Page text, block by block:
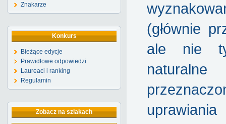
Znakarze
Konkurs
Bieżące edycje
Prawidłowe odpowiedzi
Laureaci i ranking
Regulamin
Zobacz na szlakach
(głównie
ale nie